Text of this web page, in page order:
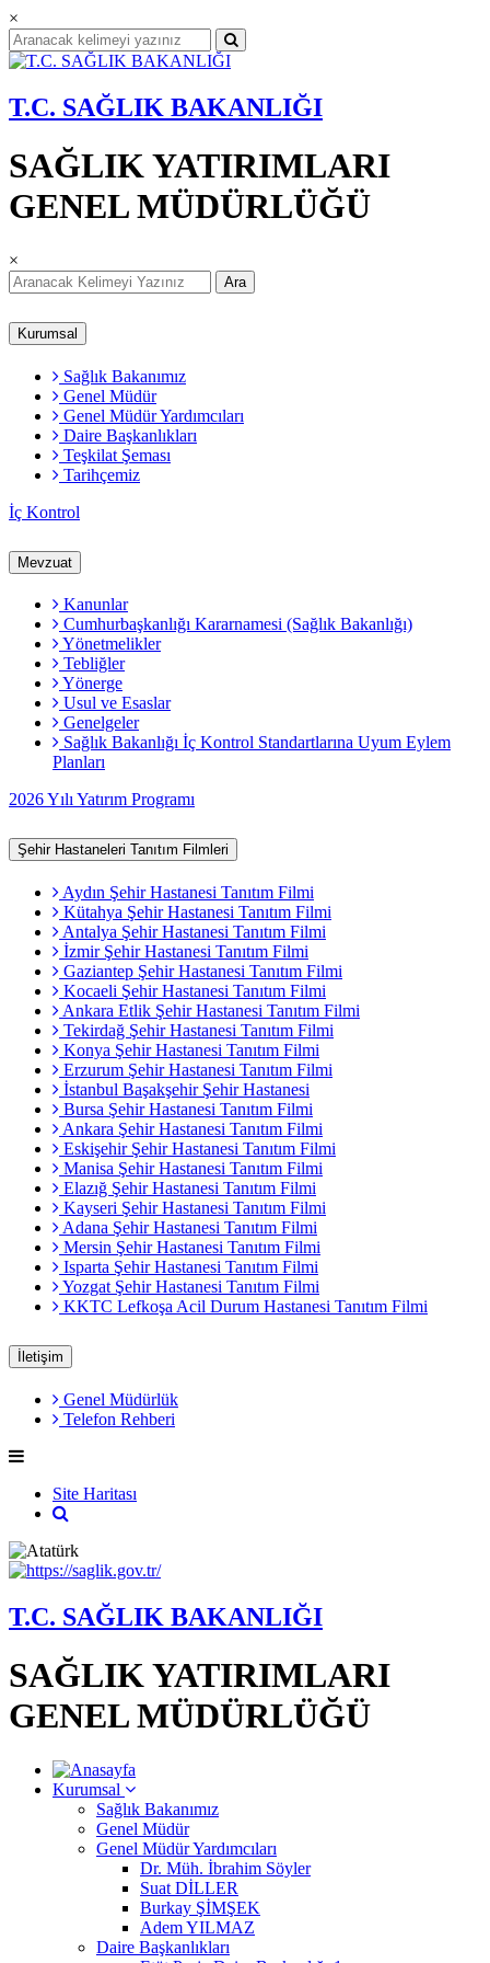
×
T.C. SAĞLIK BAKANLIĞI
SAĞLIK YATIRIMLARI
GENEL MÜDÜRLÜĞÜ
×
Ara
Kurumsal
Sağlık Bakanımız
Genel Müdür
Genel Müdür Yardımcıları
Daire Başkanlıkları
Teşkilat Şeması
Tarihçemiz
İç Kontrol
Mevzuat
Kanunlar
Cumhurbaşkanlığı Kararnamesi (Sağlık Bakanlığı)
Yönetmelikler
Tebliğler
Yönerge
Usul ve Esaslar
Genelgeler
Sağlık Bakanlığı İç Kontrol Standartlarına Uyum Eylem
Planları
2026 Yılı Yatırım Programı
Şehir Hastaneleri Tanıtım Filmleri
Aydın Şehir Hastanesi Tanıtım Filmi
Kütahya Şehir Hastanesi Tanıtım Filmi
Antalya Şehir Hastanesi Tanıtım Filmi
İzmir Şehir Hastanesi Tanıtım Filmi
Gaziantep Şehir Hastanesi Tanıtım Filmi
Kocaeli Şehir Hastanesi Tanıtım Filmi
Ankara Etlik Şehir Hastanesi Tanıtım Filmi
Tekirdağ Şehir Hastanesi Tanıtım Filmi
Konya Şehir Hastanesi Tanıtım Filmi
Erzurum Şehir Hastanesi Tanıtım Filmi
İstanbul Başakşehir Şehir Hastanesi
Bursa Şehir Hastanesi Tanıtım Filmi
Ankara Şehir Hastanesi Tanıtım Filmi
Eskişehir Şehir Hastanesi Tanıtım Filmi
Manisa Şehir Hastanesi Tanıtım Filmi
Elazığ Şehir Hastanesi Tanıtım Filmi
Kayseri Şehir Hastanesi Tanıtım Filmi
Adana Şehir Hastanesi Tanıtım Filmi
Mersin Şehir Hastanesi Tanıtım Filmi
Isparta Şehir Hastanesi Tanıtım Filmi
Yozgat Şehir Hastanesi Tanıtım Filmi
KKTC Lefkoşa Acil Durum Hastanesi Tanıtım Filmi
İletişim
Genel Müdürlük
Telefon Rehberi
Site Haritası
T.C. SAĞLIK BAKANLIĞI
SAĞLIK YATIRIMLARI
GENEL MÜDÜRLÜĞÜ
Kurumsal
Sağlık Bakanımız
Genel Müdür
Genel Müdür Yardımcıları
Dr. Müh. İbrahim Söyler
Suat DİLLER
Burkay ŞİMŞEK
Adem YILMAZ
Daire Başkanlıkları